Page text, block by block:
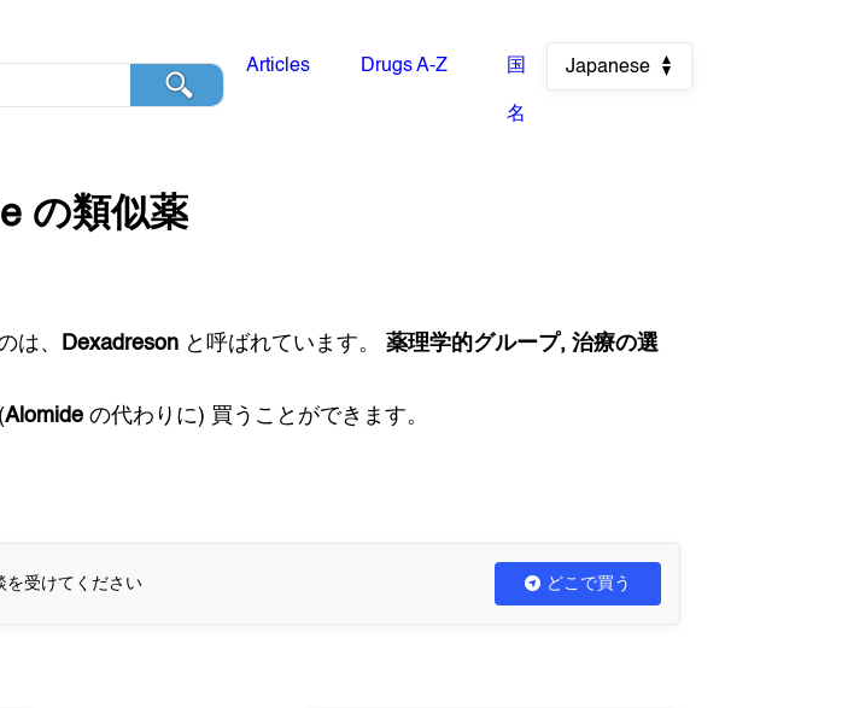
Articles Drugs A-Z 国
名
Japanese
の類似薬
は、 Dexadreson と呼ばれています。
薬理学的グループ, 治療の選
Alomide の代わりに) 買うことができます。
を受けてください どこで買う